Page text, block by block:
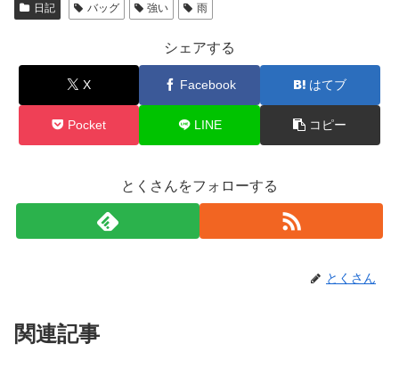
日記 バッグ 強い 雨
シェアする
X Facebook はてブ
Pocket LINE コピー
とくさんをフォローする
とくさん
関連記事